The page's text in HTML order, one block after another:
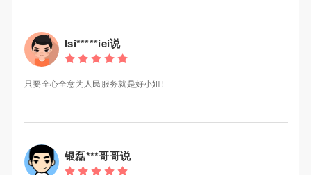
Isi*****iei说
只要全心全意为人民服务就是好小姐!
银磊***哥哥说